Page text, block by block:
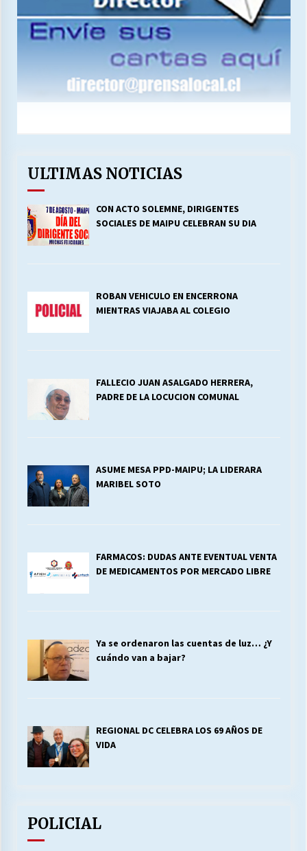
ULTIMAS NOTICIAS
CON ACTO SOLEMNE, DIRIGENTES
SOCIALES DE MAIPU CELEBRAN SU DIA
ROBAN VEHICULO EN ENCERRONA
MIENTRAS VIAJABA AL COLEGIO
FALLECIO JUAN ASALGADO HERRERA,
PADRE DE LA LOCUCION COMUNAL
ASUME MESA PPD-MAIPU; LA LIDERARA
MARIBEL SOTO
FARMACOS: DUDAS ANTE EVENTUAL VENTA
DE MEDICAMENTOS POR MERCADO LIBRE
Ya se ordenaron las cuentas de luz… ¿Y
cuándo van a bajar?
REGIONAL DC CELEBRA LOS 69 AÑOS DE
VIDA
POLICIAL